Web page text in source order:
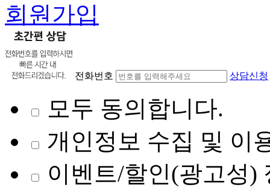
회원가입
전화번호 상담신청
모두 동의합니다.
개인정보 수집 및 이
이벤트/할인(광고성)